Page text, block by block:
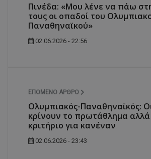
Πινέδα: «Μου λένε να πάω
τους οι οπαδοί του
Παναθηναϊκού»
02.06.2026 - 22:56
ΕΠΌΜΕΝΟ ΆΡΘΡΟ
Ολυμπιακός-Παναθηναϊκός:
κρίνουν το πρωτάθλημα αλλά
κριτήριο για κανέναν
02.06.2026 - 23:43